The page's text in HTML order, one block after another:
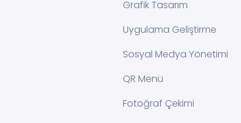
Grafik Tasarım
Uygulama Geliştirme
Sosyal Medya Yönetimi
QR Menü
Fotoğraf Çekimi